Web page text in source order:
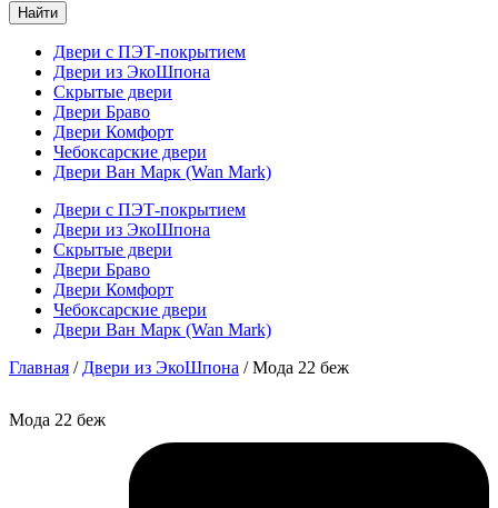
Найти
Двери с ПЭТ-покрытием
Двери из ЭкоШпона
Скрытые двери
Двери Браво
Двери Комфорт
Чебоксарские двери
Двери Ван Марк (Wan Mark)
Двери с ПЭТ-покрытием
Двери из ЭкоШпона
Скрытые двери
Двери Браво
Двери Комфорт
Чебоксарские двери
Двери Ван Марк (Wan Mark)
Главная / Двери из ЭкоШпона / Мода 22 беж
Мода 22 беж